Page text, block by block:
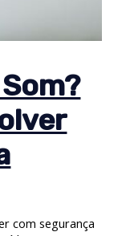
com segurança